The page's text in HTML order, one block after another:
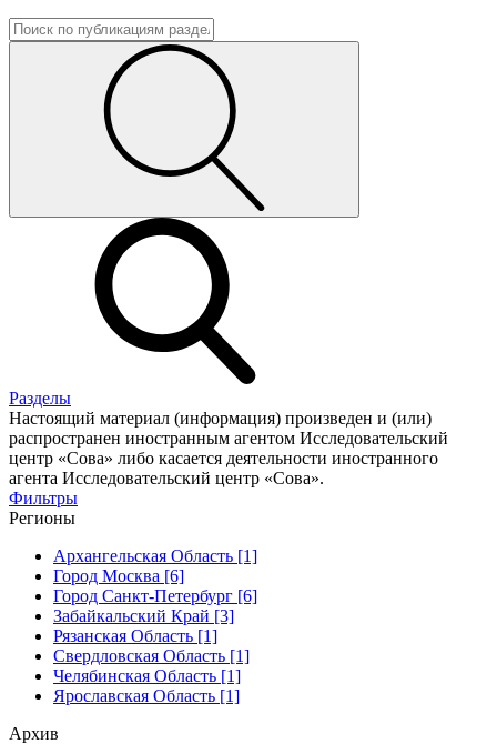
Разделы
Настоящий материал (информация) произведен и (или)
распространен иностранным агентом Исследовательский
центр «Сова» либо касается деятельности иностранного
агента Исследовательский центр «Сова».
Фильтры
Регионы
Архангельская Область [1]
Город Москва [6]
Город Санкт-Петербург [6]
Забайкальский Край [3]
Рязанская Область [1]
Свердловская Область [1]
Челябинская Область [1]
Ярославская Область [1]
Архив